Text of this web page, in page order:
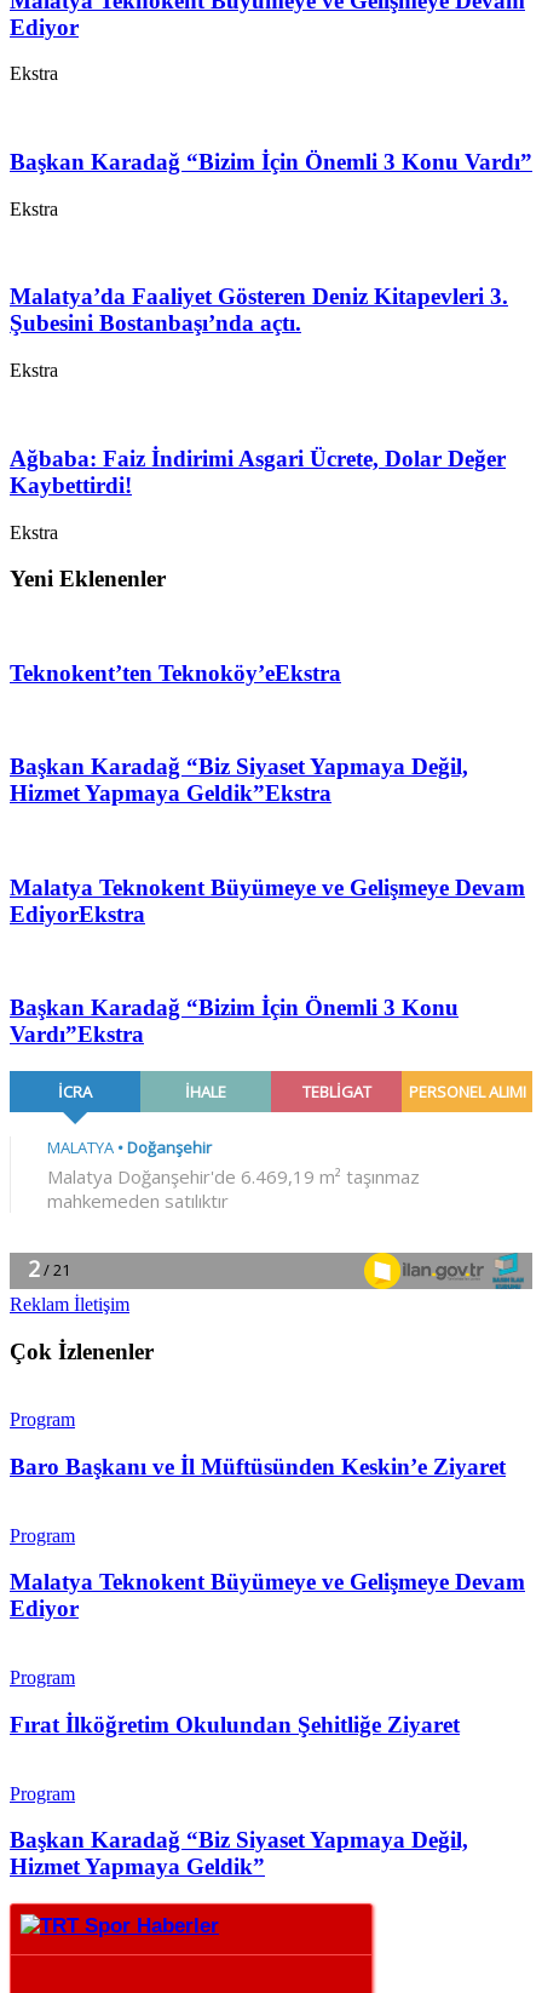
Ediyor
Ekstra
Başkan Karadağ “Bizim İçin Önemli 3 Konu Vardı”
Ekstra
Malatya’da Faaliyet Gösteren Deniz Kitapevleri 3.
Şubesini Bostanbaşı’nda açtı.
Ekstra
Ağbaba: Faiz İndirimi Asgari Ücrete, Dolar Değer
Kaybettirdi!
Ekstra
Yeni Eklenenler
Teknokent’ten Teknoköy’eEkstra
Başkan Karadağ “Biz Siyaset Yapmaya Değil,
Hizmet Yapmaya Geldik”Ekstra
Malatya Teknokent Büyümeye ve Gelişmeye Devam
EdiyorEkstra
Başkan Karadağ “Bizim İçin Önemli 3 Konu
Vardı”Ekstra
Reklam İletişim
Çok İzlenenler
Program
Baro Başkanı ve İl Müftüsünden Keskin’e Ziyaret
Program
Malatya Teknokent Büyümeye ve Gelişmeye Devam
Ediyor
Program
Fırat İlköğretim Okulundan Şehitliğe Ziyaret
Program
Başkan Karadağ “Biz Siyaset Yapmaya Değil,
Hizmet Yapmaya Geldik”